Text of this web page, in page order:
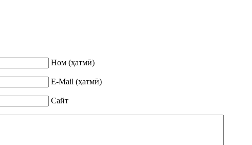
Ном (ҳатмӣ)
E-Mail (ҳатмӣ)
Сайт